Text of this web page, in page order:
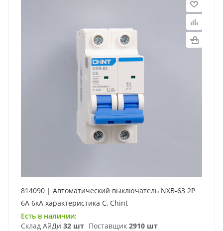
814090 | Автоматический выключатель NXB-63 2P
6А 6кА характеристика C, Chint
Есть в наличии:
Склад АйДи 32 шт Поставщик 2910 шт